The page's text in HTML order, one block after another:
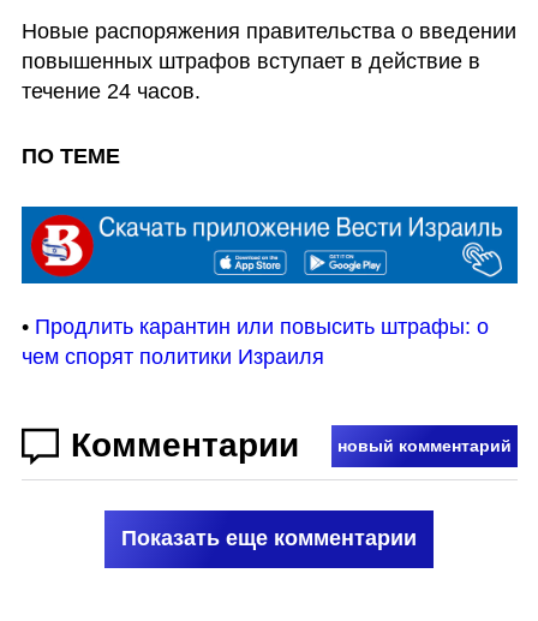
Новые распоряжения правительства о введении
повышенных штрафов вступает в действие в
течение 24 часов.
ПО ТЕМЕ
• Продлить карантин или повысить штрафы: о
чем спорят политики Израиля
Комментарии новый комментарий
Показать еще комментарии